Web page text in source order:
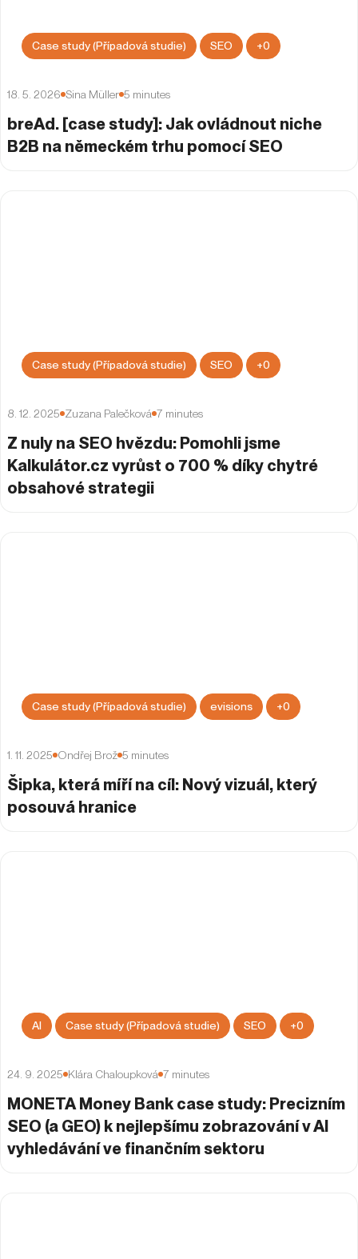
18. 5. 2026 Sina Müller 5 minutes
breAd. [case study]: Jak ovládnout niche
B2B na německém trhu pomocí SEO
Case study (Případová studie) SEO +0
8. 12. 2025 Zuzana Palečková 7 minutes
Z nuly na SEO hvězdu: Pomohli jsme
Kalkulátor.cz vyrůst o 700 % díky chytré
obsahové strategii
Case study (Případová studie) SEO +0
1. 11. 2025 Ondřej Brož 5 minutes
Šipka, která míří na cíl: Nový vizuál, který
posouvá hranice
Case study (Případová studie) evisions +0
24. 9. 2025 Klára Chaloupková 7 minutes
MONETA Money Bank case study: Precizním
SEO (a GEO) k nejlepšímu zobrazování v AI
vyhledávání ve finančním sektoru
AI Case study (Případová studie) SEO +0